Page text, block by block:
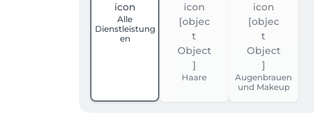
Nichterscheinen: 100 % des
​Vielen Dank für Ihr Verständnis und Ihre
Wir freuen uns darauf, Sie bald bei uns
Alle
Dienstleistung
en
Haare
Augenbrauen
und Makeup